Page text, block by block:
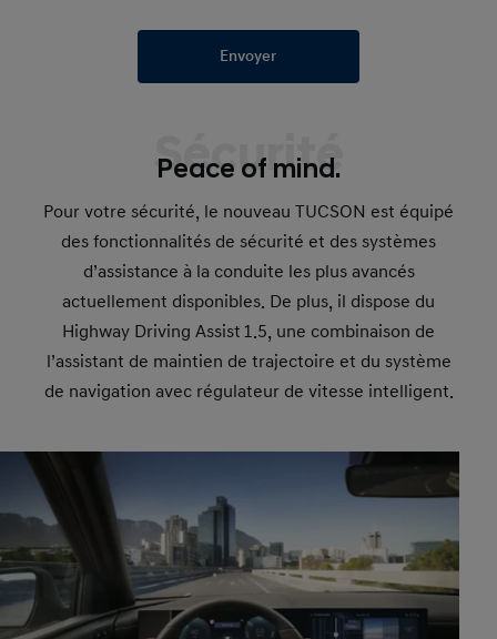
Envoyer
Sécurité
Peace of mind.
Pour votre sécurité, le nouveau TUCSON est équipé
des fonctionnalités de sécurité et des systèmes
d’assistance à la conduite les plus avancés
actuellement disponibles. De plus, il dispose du
Highway Driving Assist 1.5, une combinaison de
l’assistant de maintien de trajectoire et du système
de navigation avec régulateur de vitesse intelligent.